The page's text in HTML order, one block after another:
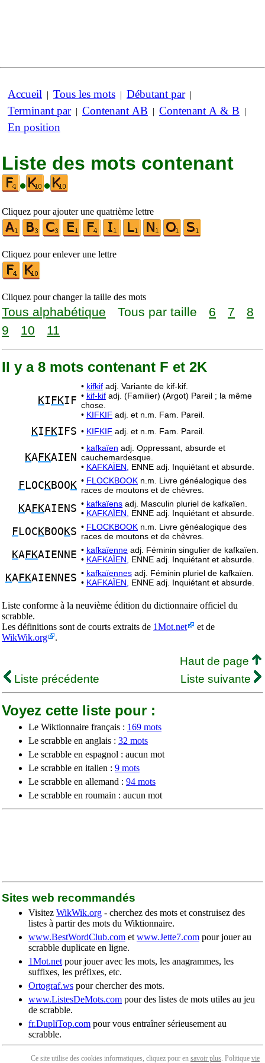
Accueil | Tous les mots | Débutant par|
Terminant par| Contenant AB | Contenant A & B |
En position
Liste des mots contenant
•
•
Cliquez pour ajouter une quatrième lettre
Cliquez pour enlever une lettre
Cliquez pour changer la taille des mots
Tous alphabétique Tous par taille 6 7
8
9
10 11
Il y a 8 mots contenant F et 2K
KI FKIF
• kifkif adj. Variante de kif-kif.
• kif-kif adj. (Familier) (Argot) Pareil ; la même
chose.
• KIFKIF adj. et n.m. Fam. Pareil.
KI FKIFS • KIFKIF adj. et n.m. Fam. Pareil.
KAFKAIEN
• kafkaïen adj. Oppressant, absurde et
cauchemardesque.
• KAFKAÏEN, ENNE adj. Inquiétant et absurde.
F LOC KBOO K • FLOCKBOOK n.m. Livre généalogique des
races de moutons et de chèvres.
KAFKAIENS • kafkaïens adj. Masculin pluriel de kafkaïen.
• KAFKAÏEN, ENNE adj. Inquiétant et absurde.
F LOC KBOO KS • FLOCKBOOK n.m. Livre généalogique des
races de moutons et de chèvres.
KAFKAIENNE • kafkaïenne adj. Féminin singulier de kafkaïen.
• KAFKAÏEN, ENNE adj. Inquiétant et absurde.
KAFKAIENNES • kafkaïennes adj. Féminin pluriel de kafkaïen.
• KAFKAÏEN, ENNE adj. Inquiétant et absurde.
Liste conforme à la neuvième édition du dictionnaire officiel du
scrabble.
Les définitions sont de courts extraits de 1Mot.net
et de
WikWik.org
.
Haut de page
Liste précédente
Liste suivante
Voyez cette liste pour :
Le Wiktionnaire français : 169 mots
Le scrabble en anglais : 32 mots
Le scrabble en espagnol : aucun mot
Le scrabble en italien : 9 mots
Le scrabble en allemand : 94 mots
Le scrabble en roumain : aucun mot
Sites web recommandés
Visitez WikWik.org - cherchez des mots et construisez des
listes à partir des mots du Wiktionnaire.
www.BestWordClub.com et www.Jette7.com pour jouer au
scrabble duplicate en ligne.
1Mot.net pour jouer avec les mots, les anagrammes, les
suffixes, les préfixes, etc.
Ortograf.ws pour chercher des mots.
www.ListesDeMots.com pour des listes de mots utiles au jeu
de scrabble.
fr.DupliTop.com pour vous entraîner sérieusement au
scrabble.
Ce site utilise des cookies informatiques, cliquez pour en savoir plus. Politique vie